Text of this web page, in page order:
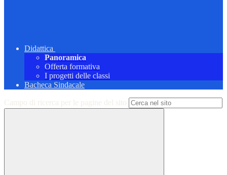
Didattica
Panoramica
Offerta formativa
I progetti delle classi
Bacheca Sindacale
Campo di ricerca per le pagine del sito